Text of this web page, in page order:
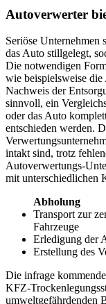
Autoverwerter
Seriöse Unternehmen
das Auto stillgelegt,
Die notwendigen
wie beispielsweise
Nachweis der
sinnvoll, ein
oder das Auto
entschieden werden.
intakt sind, trotz
Autoverwertungs-
mit unterschiedlichen
Abholung
Transport zur
Fahrzeuge
Erledigung der
Erstellung des
Die infrage
KFZ-
umweltgefährdenden